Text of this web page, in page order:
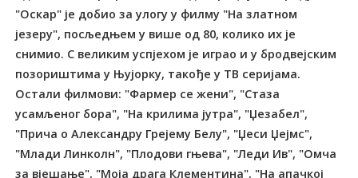
"Оскар" је добио за улогу у филму "На златном
језеру", посљедњем у више од 80, колико их је
снимио. С великим успјехом је играо и у бродвејским
позориштима у Њујорку, такође у ТВ серијама.
Остали филмови: "Фармер се жени", "Стаза
усамљеног бора", "На крилима јутра", "Џезабел",
"Прича о Александру Грејему Белу", "Џеси Џејмс",
"Млади Линколн", "Плодови гњева", "Леди Ив", "Омча
за вјешање", "Моја драга Клементина", "На апачкој